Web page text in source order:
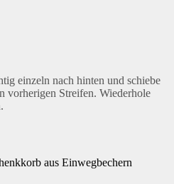
einzeln nach hinten und schiebe
vorherigen Streifen. Wiederhole